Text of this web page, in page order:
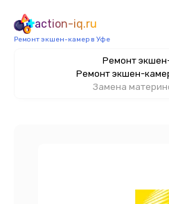
action-iq.ru
Ремонт экшен-камер в Уфе
Ремонт
Ремонт экшен-
Замена